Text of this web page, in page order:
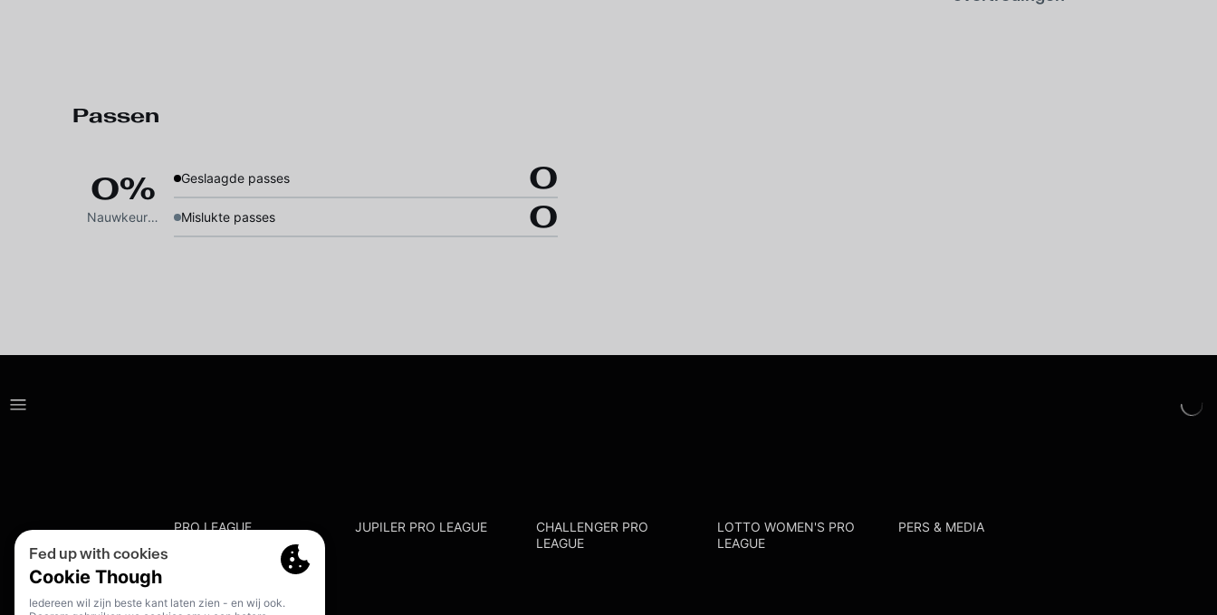
Passen
0%
Nauwkeurigheid
Geslaagde passes 0
Mislukte passes 0
PRO LEAGUE JUPILER PRO LEAGUE
CHALLENGER PRO
LEAGUE
LOTTO WOMEN'S PRO
LEAGUE
PERS & MEDIA